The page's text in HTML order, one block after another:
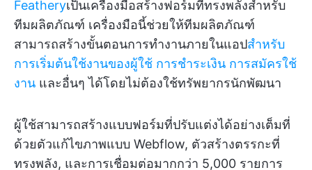
Featheryเป็นเครื่องมือสร้างฟอร์มที่ทรงพลังสำหรับ
ทีมผลิตภัณฑ์ เครื่องมือนี้ช่วยให้ทีมผลิตภัณฑ์
สามารถสร้างขั้นตอนการทำงานภายในแอปสำหรับ
การเริ่มต้นใช้งานของผู้ใช้ การชำระเงิน การสมัครใช้
งาน และอื่นๆ ได้โดยไม่ต้องใช้ทรัพยากรนักพัฒนา
ผู้ใช้สามารถสร้างแบบฟอร์มที่ปรับแต่งได้อย่างเต็มที่
ด้วยตัวแก้ไขภาพแบบ Webflow, ตัวสร้างตรรกะที่
ทรงพลัง, และการเชื่อมต่อมากกว่า 5,000 รายการ